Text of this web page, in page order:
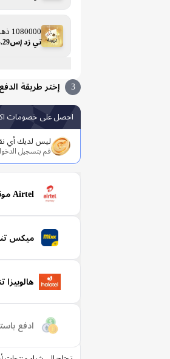
1080000 ذهب
تي زد إس88,644.29
3 إختر طريقة الدفع
احصل على خصومات
ليس لديك أي
قم بتسجيل
Airtel موني تنزانيا
ميكس
هالوبيزا
ادفع